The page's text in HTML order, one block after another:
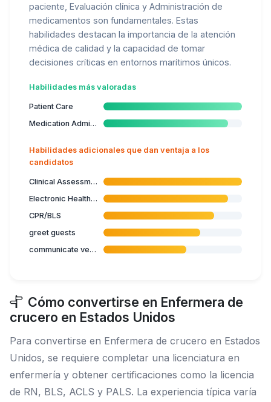
paciente, Evaluación clínica y Administración de
medicamentos son fundamentales. Estas
habilidades destacan la importancia de la atención
médica de calidad y la capacidad de tomar
decisiones críticas en entornos marítimos únicos.
Habilidades más valoradas
Patient Care
Medication Administration
Habilidades adicionales que dan ventaja a los
candidatos
Clinical Assessment
Electronic Health Records
CPR/BLS
greet guests
communicate verbal instructions
Cómo convertirse en Enfermera de
crucero en Estados Unidos
Para convertirse en Enfermera de crucero en Estados
Unidos, se requiere completar una licenciatura en
enfermería y obtener certificaciones como la licencia
de RN, BLS, ACLS y PALS. La experiencia típica varía